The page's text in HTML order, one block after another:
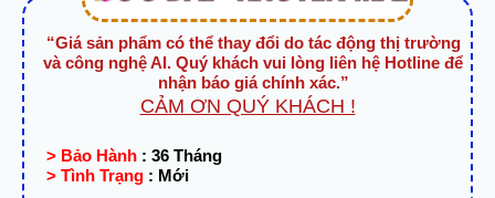
“Giá sản phẩm có thể thay đổi do tác động thị trường
và công nghệ AI. Quý khách vui lòng liên hệ Hotline để
nhận báo giá chính xác.”
CẢM ƠN QUÝ KHÁCH !
> Bảo Hành : 36 Tháng
> Tình Trạng : Mới